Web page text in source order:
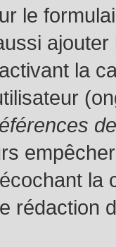
le
la
la
rédaction